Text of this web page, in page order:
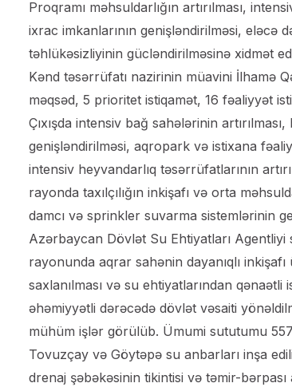
Proqramı məhsuldarlığın artırılması,
ixrac imkanlarının genişləndirilməsi, eləcə
təhlükəsizliyinin gücləndirilməsinə xidmət
Kənd təsərrüfatı nazirinin müavini İlhamə
məqsəd, 5 prioritet istiqamət, 16 fəaliyyət
Çıxışda intensiv bağ sahələrinin
genişləndirilməsi, aqropark və istixana
intensiv heyvandarlıq təsərrüfatlarının
rayonda taxılçılığın inkişafı və orta
damcı və sprinkler suvarma sistemlərinin
Azərbaycan Dövlət Su Ehtiyatları
rayonunda aqrar sahənin dayanıqlı
saxlanılması və su ehtiyatlarından
əhəmiyyətli dərəcədə dövlət vəsaiti
mühüm işlər görülüb. Ümumi sututumu
Tovuzçay və Göytəpə su anbarları inşa
drenaj şəbəkəsinin tikintisi və təmir-